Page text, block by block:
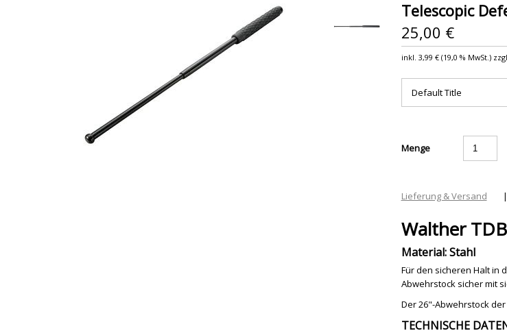
Telescopic
25,00 €
inkl. 3,99 €(19,0 % MwSt.)
Menge
Lieferung & Versand |
Walther
Material: Stahl
Für den sicheren Halt in
Abwehrstock sicher mit
Der 26"-Abwehrstock
TECHNISCHE